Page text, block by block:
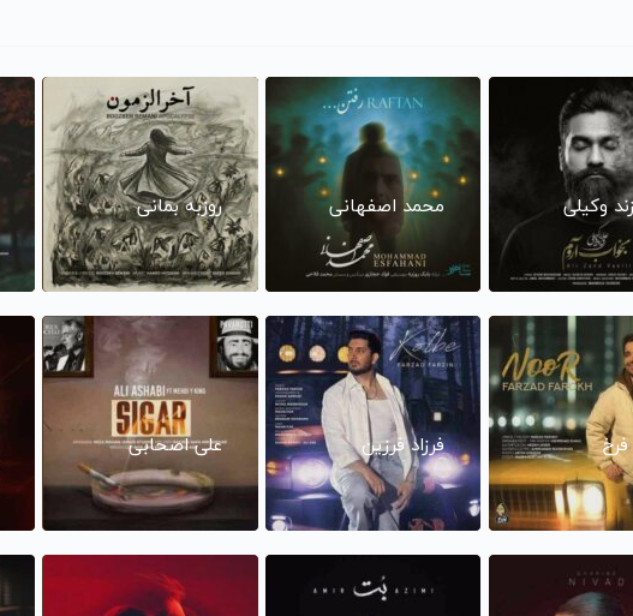
وکیلی محمد اصفهانی روزبه بمانی
فرخ فرزاد فرزین علی اصحابی